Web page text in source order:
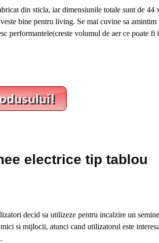
din sticla, iar dimensiunile totale sunt de 44
bine pentru living. Se mai cuvine sa amintim
performantele(creste volumul de aer ce poate fi
electrice tip tablou
decid sa utilizeze pentru incalzire un
si mijlocii, atunci cand utilizatorul este